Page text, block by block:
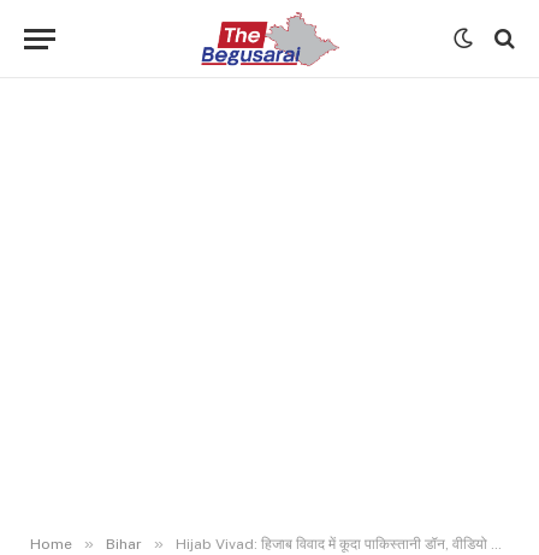
Home » Bihar » Hijab Vivad: हिजाब विवाद में कूदा पाकिस्तानी डॉन, वीडियो जारी कर CM नीतीश को दी धमकी